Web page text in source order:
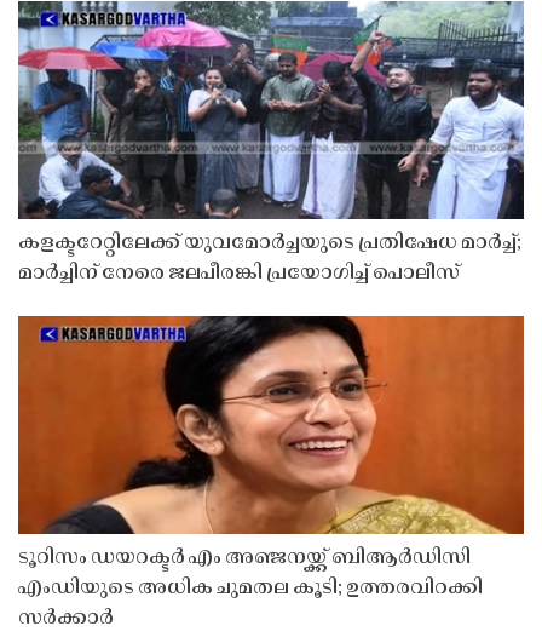
കളക്ടറേറ്റിലേക്ക് യുവമോർച്ചയുടെ പ്രതിഷേധ മാർച്ച്;
മാർച്ചിന് നേരെ ജലപീരങ്കി പ്രയോഗിച്ച് പൊലീസ്
ടൂറിസം ഡയറക്ടർ എം അഞ്ജനയ്ക്ക് ബിആർഡിസി
എംഡിയുടെ അധിക ചുമതല കൂടി; ഉത്തരവിറക്കി
സർക്കാർ